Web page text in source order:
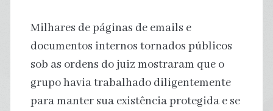
Milhares de páginas de emails e
documentos internos tornados públicos
sob as ordens do juiz mostraram que o
grupo havia trabalhado diligentemente
para manter sua existência protegida e se